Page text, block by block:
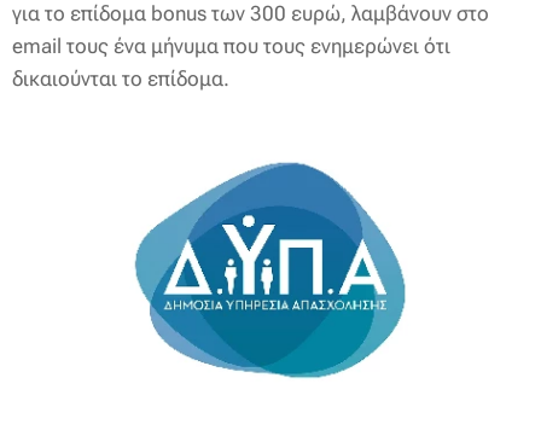
για το επίδομα bonus των 300 ευρώ, λαμβάνουν στο
email τους ένα μήνυμα που τους ενημερώνει ότι
δικαιούνται το επίδομα.